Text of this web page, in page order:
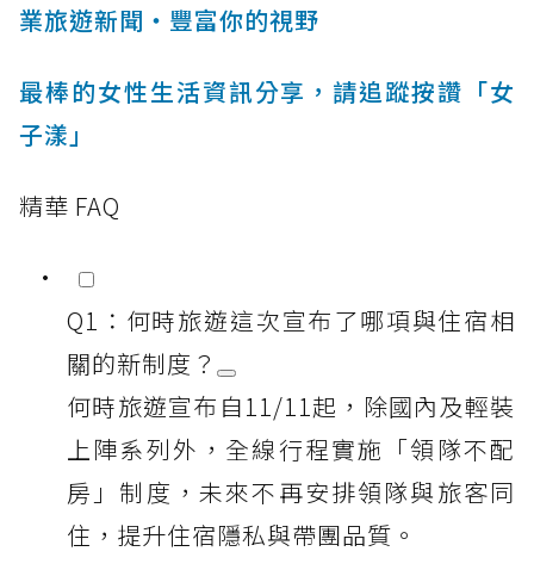
業旅遊新聞‧豐富你的視野
最棒的女性生活資訊分享，請追蹤按讚「女
子漾」
精華 FAQ
Q1：何時旅遊這次宣布了哪項與住宿相
關的新制度？
何時旅遊宣布自11/11起，除國內及輕裝
上陣系列外，全線行程實施「領隊不配
房」制度，未來不再安排領隊與旅客同
住，提升住宿隱私與帶團品質。